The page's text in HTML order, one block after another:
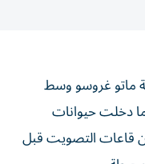
ماتو غروسو وسط
دخلت حيوانات
قاعات التصويت قبل